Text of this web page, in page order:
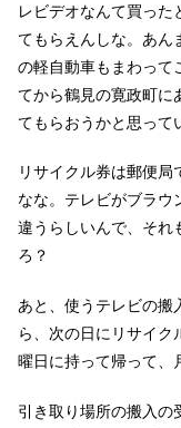
レビデオなんて買った
てもらえんしな。あん
の軽自動車もまわって
てから鶴見の寛政町に
てもらおうかと思って
リサイクル券は郵便
なな。テレビがブラウ
違うらしいんで、それ
ろ？
あと、使うテレビの搬
ら、次の日にリサイク
曜日に持って帰って、
引き取り場所の搬入の